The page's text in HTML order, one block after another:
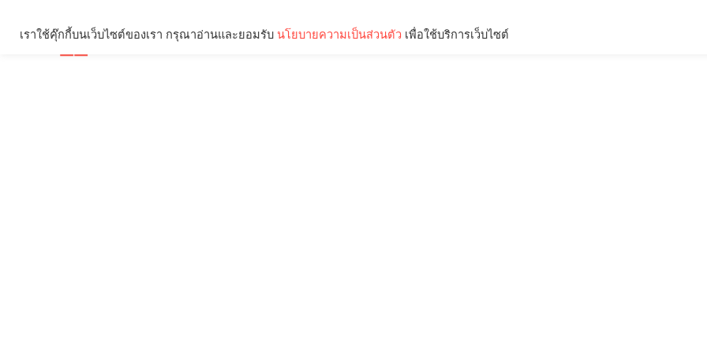
เราใช้คุ๊กกี้บนเว็บไซต์ของเรา กรุณาอ่านและยอมรับ นโยบายความเป็นส่วนตัว เพื่อใช้บริการเว็บไซต์